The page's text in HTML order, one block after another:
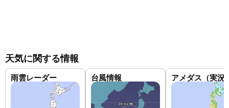
天気に関する情報
雨雲レーダー 台風情報 アメダス（実況